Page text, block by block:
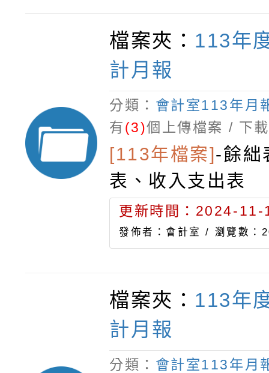
檔案夾： 113年
計月報
分類： 會計室113年月
有(3)個上傳檔案 / 下
[113年檔案]-餘絀
表、收入支出表
更新時間：2024-
發佈者：會計室 / 瀏覽數：
檔案夾： 113年
計月報
分類： 會計室113年月